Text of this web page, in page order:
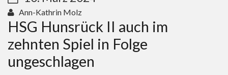
Ann-Kathrin Molz
HSG Hunsrück II auch im
zehnten Spiel in Folge
ungeschlagen